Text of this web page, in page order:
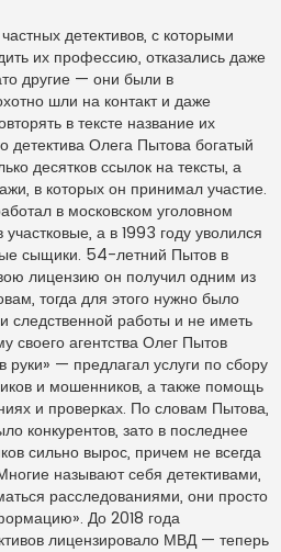
детективов, с которыми
их профессию, отказались даже
другие — они были в
шли на контакт и даже
в тексте название их
детектива Олега Пытова богатый
десятков ссылок на тексты, а
в которых он принимал участие.
в московском уголовном
а в 1993 году уволился
сыщики. 54-летний Пытов в
лицензию он получил одним из
тогда для этого нужно было
следственной работы и не иметь
своего агентства Олег Пытов
руки» — предлагал услуги по сбору
и мошенников, а также помощь
и проверках. По словам Пытова,
конкурентов, зато в последнее
сильно вырос, причем не всегда
называют себя детективами,
расследованиями, они просто
До 2018 года
лицензировало МВД — теперь